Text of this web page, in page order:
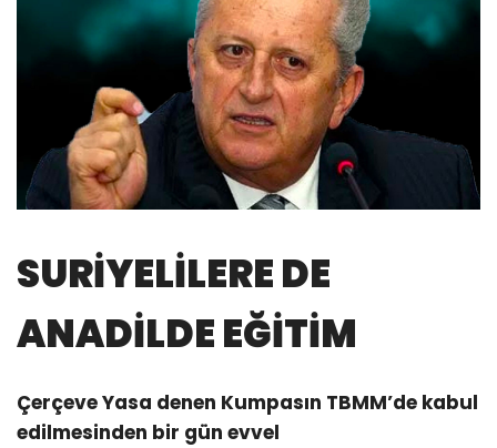
SURİYELİLERE DE
ANADİLDE EĞİTİM
Çerçeve Yasa denen Kumpasın TBMM’de kabul
edilmesinden bir gün evvel